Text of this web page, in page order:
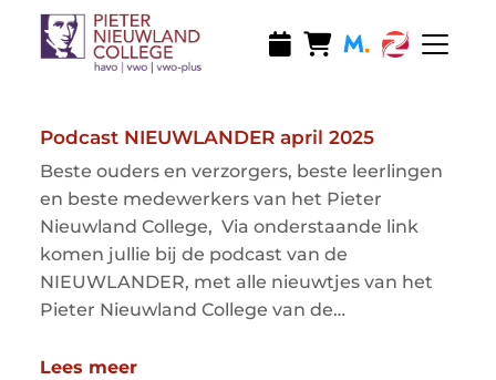
Menu
Podcast NIEUWLANDER april 2025
Beste ouders en verzorgers, beste leerlingen
en beste medewerkers van het Pieter
Nieuwland College, Via onderstaande link
komen jullie bij de podcast van de
NIEUWLANDER, met alle nieuwtjes van het
Pieter Nieuwland College van de…
Lees meer